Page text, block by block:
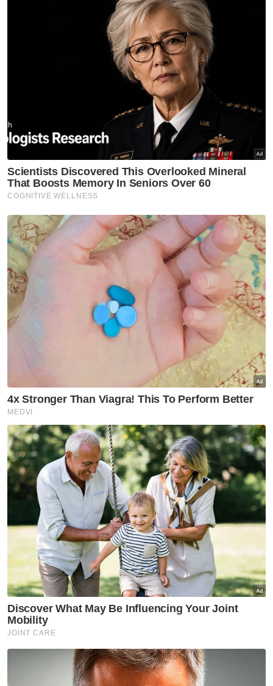
"Selain MyKid, sijil kelahiran juga dokumen
sah dikeluarkan kerajaan dan JPN sedang
berusaha mempercepatkan proses ini,"
Berita Telus & Tulus menerusi E-Mel setiap
Muat turun aplikasi Sinar Harian.Klik di sini!